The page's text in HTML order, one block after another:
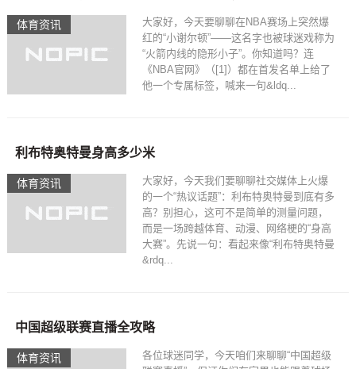
体育资讯
大家好，今天要聊聊在NBA赛场上突然爆
红的“小谢尔顿”——这名字也被球迷戏称为
“火箭内线的隐形小子”。你知道吗？连
《NBA官网》（[1]）都在首发名单上给了
他一个专属标签，喊来一句&ldq...
体育资讯
利布特奥特曼身高多少米
大家好，今天我们要聊聊社交媒体上火爆
的一个“热议话题”：利布特奥特曼到底有多
高？别担心，这可不是简单的测量问题，
而是一场跨越体育、动漫、网络梗的“身高
大赛”。先说一句：看起来像“利布特奥特曼
&rdq...
体育资讯
中国超级联赛直播全攻略
各位球迷同学，今天咱们来聊聊“中国超级